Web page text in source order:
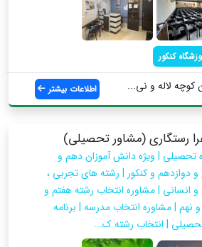
کنکور
کوچه لاله و نی... اطلاعات بیشتر
رستگاری (مشاور تحصیلی)
تحصیلی | ویژه دانش آموزان دهم و
و دوازدهم و کنکور | رشته های تجربی ،
انسانی | مشاوره انتخاب رشته هفتم و
نهم | مشاوره انتخاب مدرسه | برنامه
| انتخاب رشته ک...